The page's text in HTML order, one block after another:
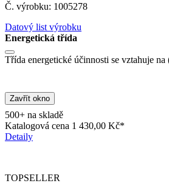
Č. výrobku: 1005278
Datový list výrobku
Energetická třída
Třída energetické účinnosti se vztahuje na
Zavřít okno
500+ na skladě
Katalogová cena 1 430,00 Kč*
Detaily
TOPSELLER